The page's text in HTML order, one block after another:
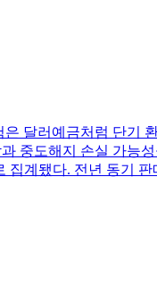
달러예금처럼 단기
중도해지 손실 가능
계됐다. 전년 동기